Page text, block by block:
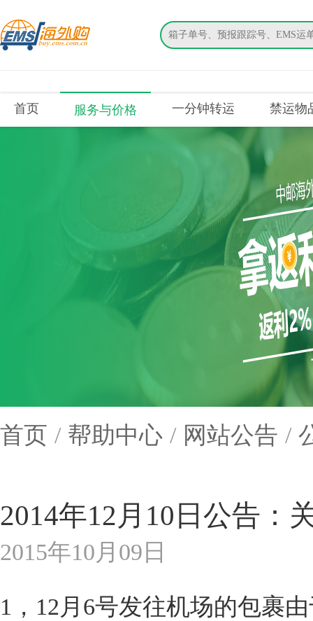
搜索
首页 服务与价格 一分钟转运 禁运物
首页 / 帮助中心 / 网站公告 /
2014年12月10日公告：
2015年10月09日
1，12月6号发往机场的包裹